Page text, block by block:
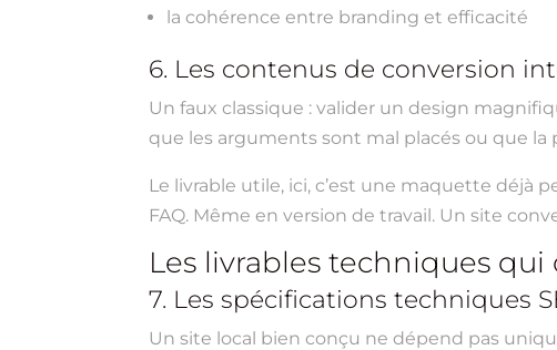
la cohérence entre branding et efficacité
6. Les contenus de conversion
Un faux classique : valider un design
que les arguments sont mal placés ou que la
Le livrable utile, ici, c’est une maquette déjà
FAQ. Même en version de travail. Un site
Les livrables techniques
7. Les spécifications techniques
Un site local bien conçu ne dépend pas